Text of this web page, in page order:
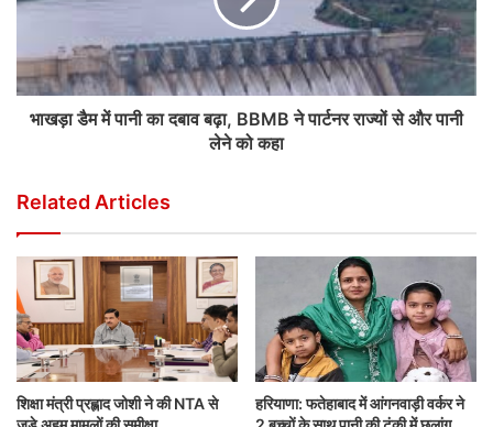
भाखड़ा डैम में पानी का दबाव बढ़ा, BBMB ने पार्टनर राज्यों से और पानी
लेने को कहा
Related Articles
शिक्षा मंत्री प्रह्लाद जोशी ने की NTA से
हरियाणा: फतेहाबाद में आंगनवाड़ी वर्कर ने